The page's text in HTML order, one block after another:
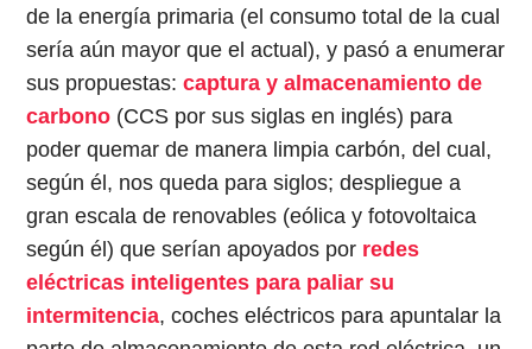
de la energía primaria (el consumo total de la cual
sería aún mayor que el actual), y pasó a enumerar
sus propuestas:captura y almacenamiento de
carbono (CCS por sus siglas en inglés) para
poder quemar de manera limpia carbón, del cual,
según él, nos queda para siglos; despliegue a
gran escala de renovables (eólica y fotovoltaica
según él) que serían apoyados por redes
eléctricas inteligentes para paliar su
intermitencia, coches eléctricos para apuntalar la